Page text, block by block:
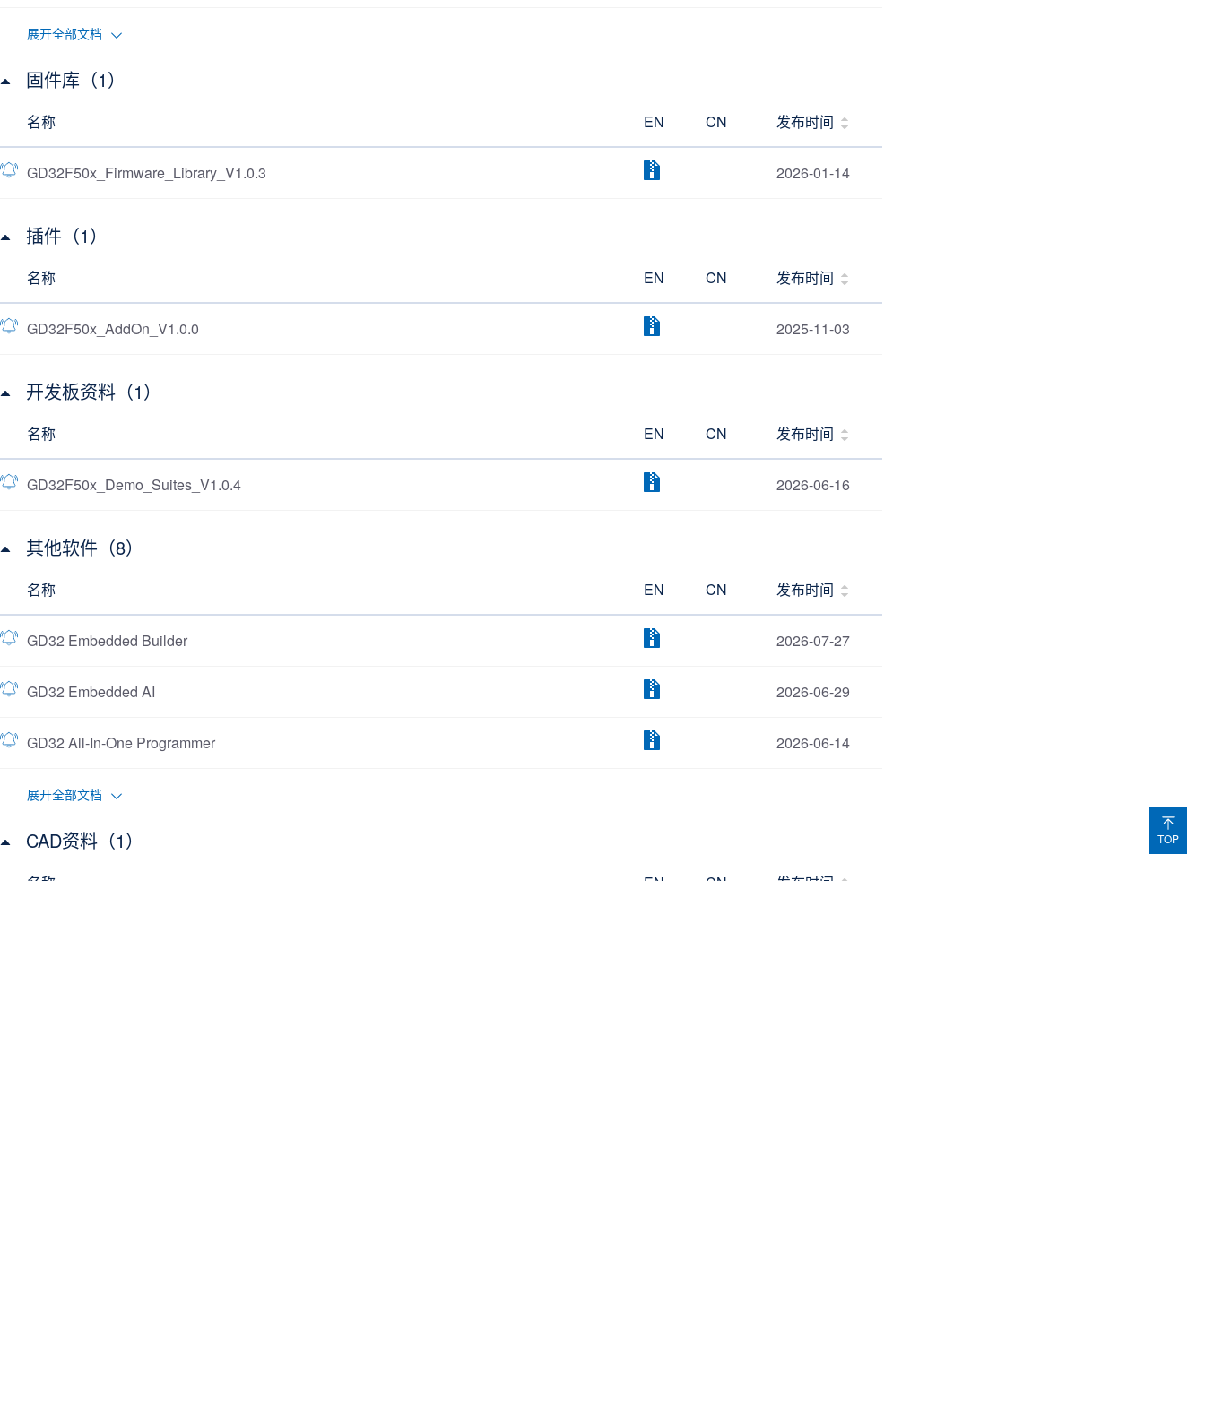
展开全部文档
固件库（1）
名称 EN CN 发布时间
GD32F50x_Firmware_Library_V1.0.3 2026-01-14
插件（1）
名称 EN CN 发布时间
GD32F50x_AddOn_V1.0.0 2025-11-03
开发板资料（1）
名称 EN CN 发布时间
GD32F50x_Demo_Suites_V1.0.4 2026-06-16
其他软件（8）
名称 EN CN 发布时间
GD32 Embedded Builder 2026-07-27
GD32 Embedded AI 2026-06-29
GD32 All-In-One Programmer 2026-06-14
展开全部文档
CAD资料（1）
名称 EN CN 发布时间
TOP